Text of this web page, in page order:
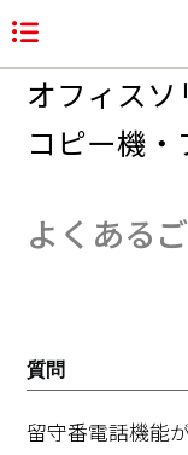
オフィスソ
コピー機・
よくある
質問
留守番電話機能